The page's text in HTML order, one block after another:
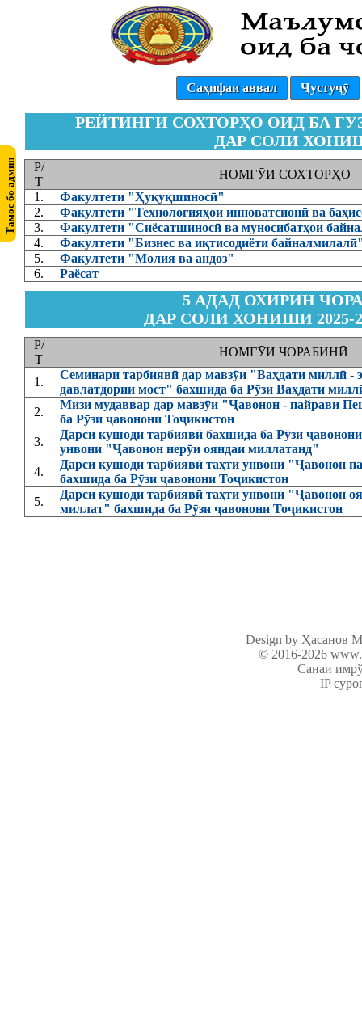
Саҳифаи аввал Ҷустуҷӯ
РЕЙТИНГИ СОХТОРҲО ОИД БА
ДАР СОЛИ
Р/
Т
НОМГӮИ СОХТОРҲО
1.
Факултети "Ҳуқуқшиносӣ"
2.
Факултети "Технологияҳои инноватсионӣ ва
3.
Факултети "Сиёсатшиносӣ ва муносибатҳои
4.
Факултети "Бизнес ва иқтисодиёти
5.
Факултети "Молия ва андоз"
6.
Раёсат
5 АДАД ОХИРИН
ДАР СОЛИ ХОНИШИ 2025-
Р/
Т
НОМГӮИ ЧОРАБИНӢ
1.
Семинари тарбиявӣ дар мавзӯи "Ваҳдати миллӣ -
давлатдории мост" бахшида ба Рӯзи Ваҳдати
2.
Мизи мудаввар дар мавзӯи "Ҷавонон - пайрави
ба Рӯзи ҷавонони Тоҷикистон
3.
Дарси кушоди тарбиявӣ бахшида ба Рӯзи
унвони "Ҷавонон нерӯи ояндаи миллатанд"
4.
Дарси кушоди тарбиявӣ таҳти унвони "Ҷавонон
бахшида ба Рӯзи ҷавонони Тоҷикистон
5.
Дарси кушоди тарбиявӣ таҳти унвони "Ҷавонон
миллат" бахшида ба Рӯзи ҷавонони Тоҷикистон
Design by Ҳасанов
© 2016-2026
Санаи
IP